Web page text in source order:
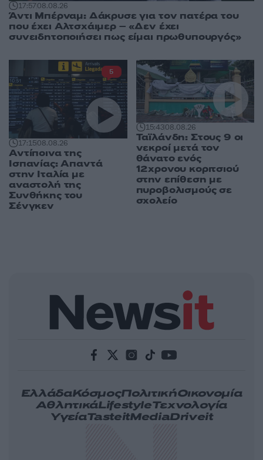
17:5708.08.26
Άντι Μπέρναμ: Δάκρυσε για τον πατέρα του
που έχει Αλτσχάιμερ – «Δεν έχει
συνειδητοποιήσει πως είμαι πρωθυπουργός»
17:1508.08.26
Αντίποινα της
Ισπανίας: Απαντά
στην Ιταλία με
αναστολή της
Συνθήκης του
Σένγκεν
5
15:4308.08.26
Ταϊλάνδη: Στους 9 οι
νεκροί μετά τον
θάνατο ενός
12χρονου κοριτσιού
στην επίθεση με
πυροβολισμούς σε
σχολείο
ΕλλάδαΚόσμοςΠολιτικήΟικονομία
ΑθλητικάLifestyleΤεχνολογία
ΥγείαTasteitMediaDriveit